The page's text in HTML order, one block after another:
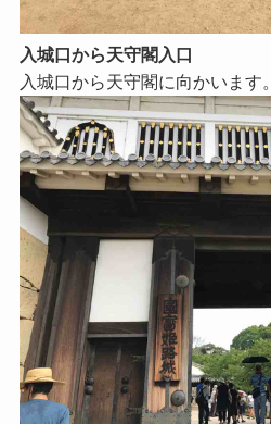
入城口から天守閣入口
入城口から天守閣に向かいます。